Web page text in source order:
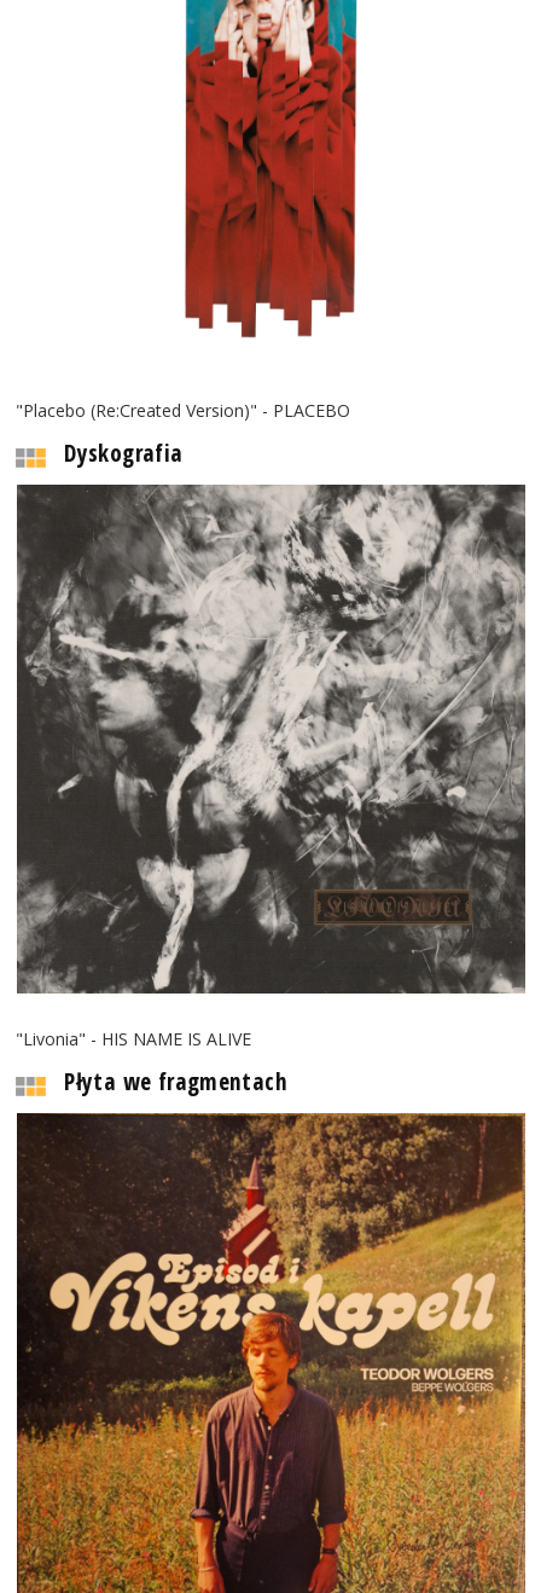
"Placebo (Re:Created Version)" - PLACEBO
Dyskografia
"Livonia" - HIS NAME IS ALIVE
Płyta we fragmentach